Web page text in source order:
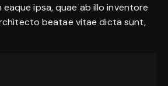
ipsa, quae ab illo inventore
beatae vitae dicta sunt,